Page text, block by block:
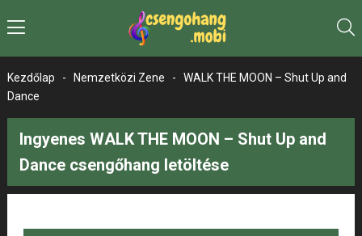
Kezdőlap - Nemzetközi Zene -
WALK THE MOON – Shut Up and
Dance
Ingyenes WALK THE MOON – Shut Up and
Dance csengőhang letöltése